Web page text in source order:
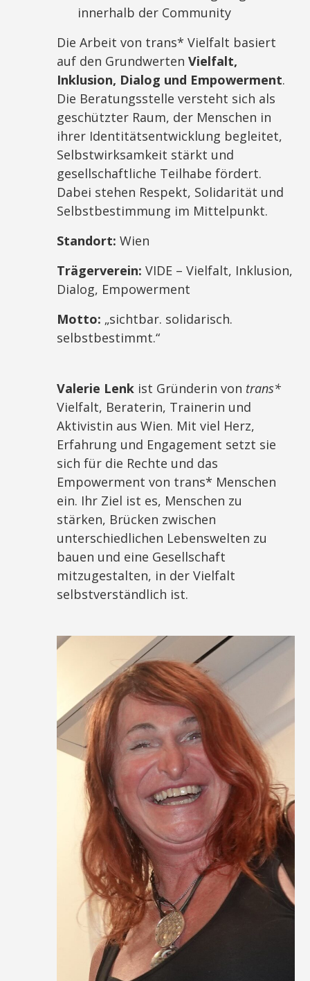
innerhalb der Community
Die Arbeit von trans* Vielfalt basiert
auf den GrundwertenVielfalt,
Inklusion, Dialog und Empowerment.
Die Beratungsstelle versteht sich als
geschützter Raum, der Menschen in
ihrer Identitätsentwicklung begleitet,
Selbstwirksamkeit stärkt und
gesellschaftliche Teilhabe fördert.
Dabei stehen Respekt, Solidarität und
Selbstbestimmung im Mittelpunkt.
Standort: Wien
Trägerverein: VIDE – Vielfalt, Inklusion,
Dialog, Empowerment
Motto: „sichtbar. solidarisch.
selbstbestimmt.“
Valerie Lenk ist Gründerin von trans*
Vielfalt, Beraterin, Trainerin und
Aktivistin aus Wien. Mit viel Herz,
Erfahrung und Engagement setzt sie
sich für die Rechte und das
Empowerment von trans* Menschen
ein. Ihr Ziel ist es, Menschen zu
stärken, Brücken zwischen
unterschiedlichen Lebenswelten zu
bauen und eine Gesellschaft
mitzugestalten, in der Vielfalt
selbstverständlich ist.